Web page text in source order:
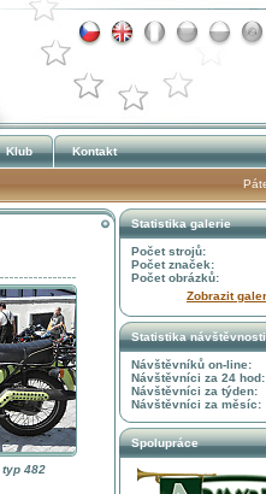
typ 482
Statistika galerie
Počet strojů:
Počet značek:
Počet obrázků:
Zobrazit
Statistika návštěvnosti
Návštěvníků on-line:
Návštěvníci za 24 hod:
Návštěvníci za týden:
Návštěvníci za měsíc:
Spolupráce
Klub Kontakt